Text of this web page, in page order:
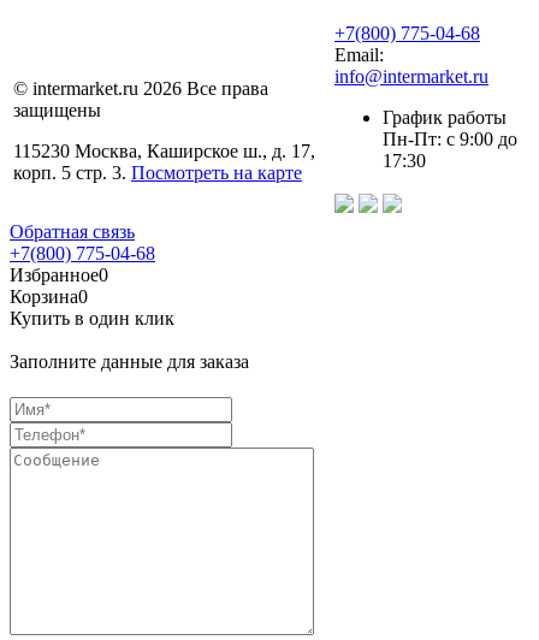
© intermarket.ru 2026 Все права
защищены
115230 Москва, Каширское ш., д. 17,
корп. 5 стр. 3. Посмотреть на карте
+7(800) 775-04-68
Email:
info@intermarket.ru
График работы
Пн-Пт: с 9:00 до
17:30
Обратная связь
+7(800) 775-04-68
Избранное0
Корзина0
Купить в один клик
Заполните данные для заказа